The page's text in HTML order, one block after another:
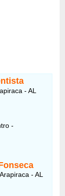
- AL
-
- AL